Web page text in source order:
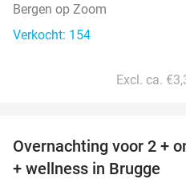
Bergen op Zoom
Verkocht: 154
Excl. ca.
Overnachting voor 2 +
+ wellness in Brugge